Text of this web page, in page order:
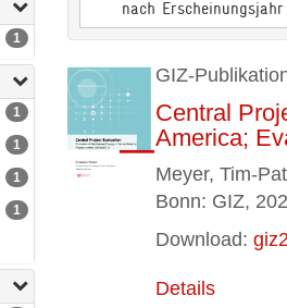
1
1
1
1
1
nach
GIZ-
Central
America;
Meyer, Tim-
Bonn: GIZ,
Download:
Details